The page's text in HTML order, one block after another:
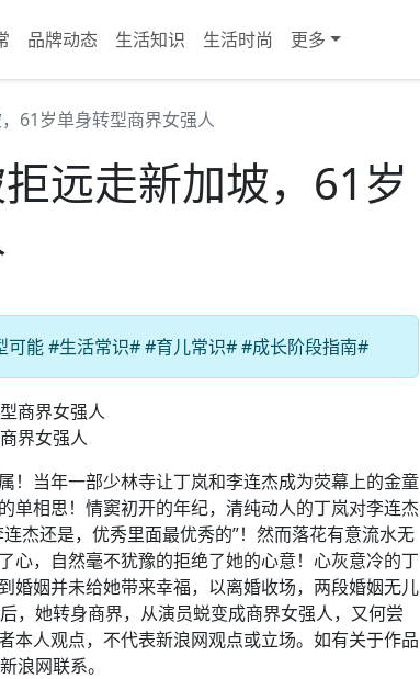
品牌动态 生活知识 生活时尚 更多
61岁单身转型商界女强人
远走新加坡，61岁
能 #生活常识# #育儿常识# #成长阶段指南#
界女强人
！当年一部少林寺让丁岚和李连杰成为荧幕上的金童
单相思！情窦初开的年纪，清纯动人的丁岚对李连杰
杰还是，优秀里面最优秀的”！然而落花有意流水无
心，自然毫不犹豫的拒绝了她的心意！心灰意冷的丁
婚姻并未给她带来幸福，以离婚收场，两段婚姻无儿
，她转身商界，从演员蜕变成商界女强人，又何尝
本人观点，不代表新浪网观点或立场。如有关于作品
浪网联系。